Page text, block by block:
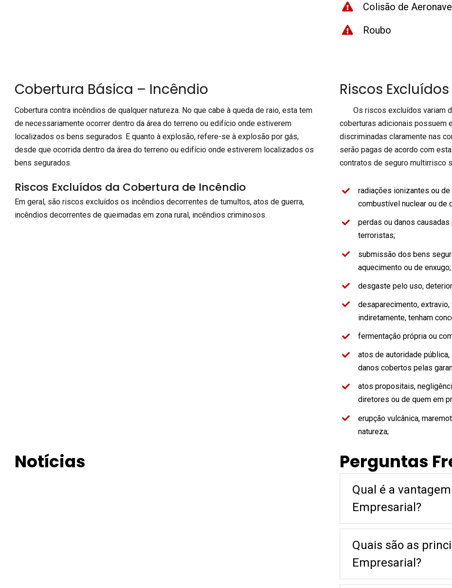
Colisão de
Roubo
Cobertura Básica – Incêndio
Cobertura contra incêndios de qualquer natureza. No que cabe à queda de raio, esta tem
de necessariamente ocorrer dentro da área do terreno ou edifício onde estiverem
localizados os bens segurados. E quanto à explosão, refere-se à explosão por gás,
desde que ocorrida dentro da área do terreno ou edifício onde estiverem localizados os
bens segurados.
Riscos Excluídos da Cobertura de Incêndio
Em geral, são riscos excluídos os incêndios decorrentes de tumultos, atos de guerra,
incêndios decorrentes de queimadas em zona rural, incêndios criminosos.
Riscos Excluídos
Os riscos excluídos variam
coberturas adicionais possuem
discriminadas claramente nas
serão pagas de acordo com
contratos de seguro multirrisco
radiações ionizantes ou
combustível nuclear ou de
perdas ou danos
terroristas;
submissão dos bens
aquecimento ou de enxugo;
desgaste pelo uso,
desaparecimento,
indiretamente, tenham
fermentação própria ou
atos de autoridade
danos cobertos pelas
atos propositais,
diretores ou de quem em
erupção vulcânica,
natureza;
Notícias Perguntas
Qual é a
Empresarial?
Quais são as
Empresarial?